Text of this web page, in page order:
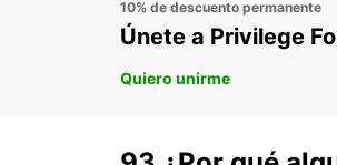
10% de descuento permanente
Únete a Privilege
Quiero unirme